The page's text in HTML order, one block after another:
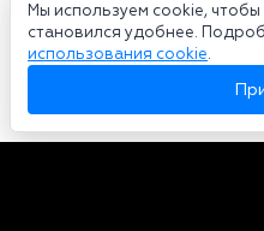
Мы используем cookie,
становился удобнее.
использования cookie.